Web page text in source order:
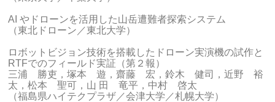
AI やドローンを活用した山岳遭難者探索システム
（東北ドローン／東北大学）
ロボットビジョン技術を搭載したドローン実演機の試作と
RTFでのフィールド実証（第２報）
三浦 勝吏，塚本 遊，齋藤 宏，鈴木 健司，近野 裕
太，松本 聖可，山 田 竜平，中村 啓太
（福島県ハイテクプラザ／会津大学／札幌大学）